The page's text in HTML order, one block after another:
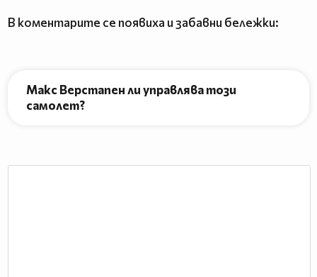
В коментарите се появиха и забавни бележки:
Макс Верстапен ли управлява този
самолет?